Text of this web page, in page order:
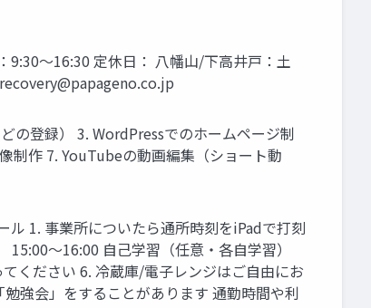
〜16:30 定休日： 八幡山/下高井戸：土
の登録） 3. WordPressでのホームページ制
制作 7. YouTubeの動画編集（ショート動
ル 1. 事業所についたら通所時刻をiPadで打刻
〜16:00 自己学習（任意・各自学習）
ください 6. 冷蔵庫/電子レンジはご自由にお
強会」をすることがあります 通勤時間や利